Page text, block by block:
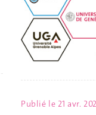
Publié le 21 avr.